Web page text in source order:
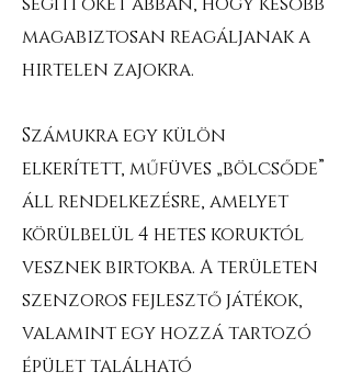
magabiztosan reagáljanak a
hirtelen zajokra.
Számukra egy külön
elkerített, műfüves „bölcsőde”
áll rendelkezésre, amelyet
körülbelül 4 hetes koruktól
vesznek birtokba. A területen
szenzoros fejlesztő játékok,
valamint egy hozzá tartozó
épület található